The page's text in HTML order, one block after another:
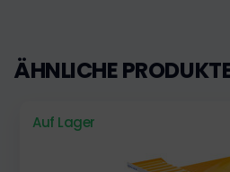
ÄHNLICHE
Auf Lager